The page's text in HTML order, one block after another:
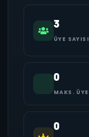
3
ÜYE SAYISI
0
MAKS. ÜYE
0